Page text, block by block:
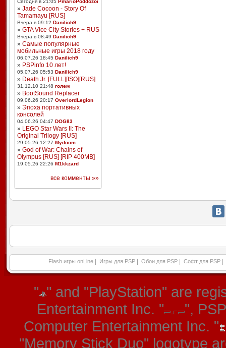
Сегодня в 21:05 PmarioPoddozoi
» Jade Cocoon - Story Of
Tamamayu [RUS]
Вчера в 09:12 Danilich9
» GTA Vice City Stories + RUS
Вчера в 08:49 Danilich9
» Самые популярные
мобильные игры 2018 году
06.07.26 18:45 Danilich9
» PSPinfo 10 лет!
05.07.26 05:53 Danilich9
» Death Jr. [FULL][ISO][RUS]
31.12.10 21:48 голем
» BootSound Replacer
09.06.26 20:17 OverlordLegion
» Эпоха портативных
консолей
04.06.26 04:47 DOG83
» LEGO Star Wars II: The
Original Trilogy [RUS]
29.05.26 12:27 Mydoom
» God of War: Chains of
Olympus [RUS] [RIP 400MB]
19.05.26 22:26 M1kkzard
все комменты »»
Flash игры onLine Игры для PSP Обои для PSP Софт для PSP
" " and "PlayStation" are
Entertainment Inc. "
",
Computer Entertainment Inc. "
"Memory Stick Duo" logotype